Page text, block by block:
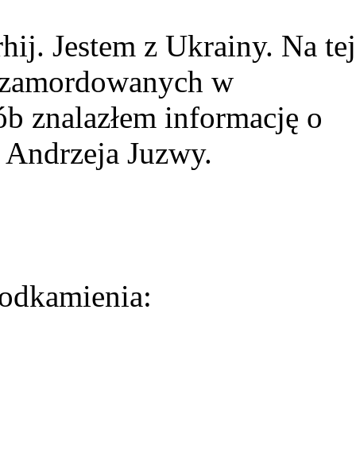
Jestem z Ukrainy. Na tej
w
znalazłem informację o
Juzwy.